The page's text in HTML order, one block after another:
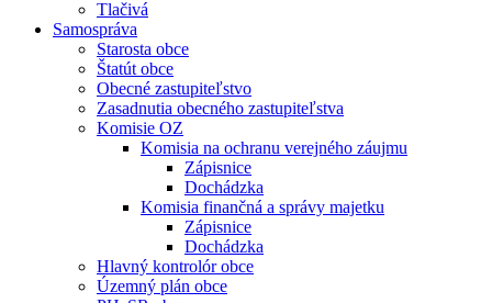
Tlačivá
Samospráva
Starosta obce
Štatút obce
Obecné zastupiteľstvo
Zasadnutia obecného zastupiteľstva
Komisie OZ
Komisia na ochranu verejného záujmu
Zápisnice
Dochádzka
Komisia finančná a správy majetku
Zápisnice
Dochádzka
Hlavný kontrolór obce
Územný plán obce